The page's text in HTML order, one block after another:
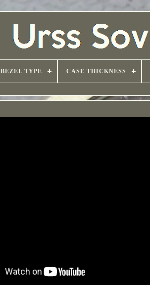
BEZEL TYPE CASE THICKNESS